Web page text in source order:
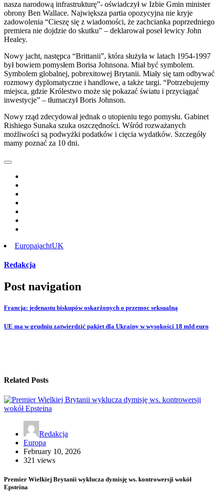
nasza narodową infrastrukturę”- oświadczył w Izbie Gmin minister
obrony Ben Wallace. Największa partia opozycyjna nie kryje
zadowolenia “Cieszę się z wiadomości, że zachcianka poprzedniego
premiera nie dojdzie do skutku” – deklarował poseł lewicy John
Healey.
Nowy jacht, następca “Brittanii”, która służyła w latach 1954-1997
był bowiem pomysłem Borisa Johnsona. Miał być symbolem.
Symbolem globalnej, pobrexitowej Brytanii. Miały się tam odbywać
rozmowy dyplomatyczne i handlowe, a także targi. “Potrzebujemy
miejsca, gdzie Królestwo może się pokazać światu i przyciągać
inwestycje” – tłumaczył Boris Johnson.
Nowy rząd zdecydował jednak o utopieniu tego pomysłu. Gabinet
Rishiego Sunaka szuka oszczędności. Wśród rozważanych
możliwości są podwyżki podatków i cięcia wydatków. Szczegóły
mamy poznać za 10 dni.
EuropajachtUK
Redakcja
Post navigation
Francja: jedenastu biskupów oskarżonych o przemoc seksualną
UE ma w grudniu zatwierdzić pakiet dla Ukrainy w wysokości 18 mld euro
Related Posts
Redakcja
Europa
February 10, 2026
321 views
Premier Wielkiej Brytanii wyklucza dymisję ws. kontrowersji wokół
Epsteina